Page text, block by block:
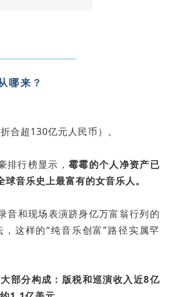
哪来？
合超130亿元人民币）。
排行榜显示， 霉霉的个人净资产已
音乐史上最富有的女音乐人。
音和现场表演跻身亿万富翁行列的
这样的“纯音乐创富”路径实属罕
部分构成：版税和巡演收入近8亿